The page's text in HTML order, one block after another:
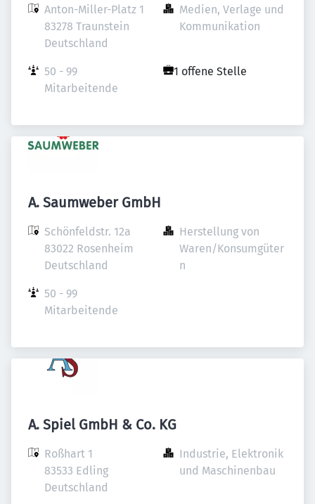
Anton-Miller-Platz 1
83278 Traunstein
Deutschland
Medien, Verlage und
Kommunikation
50 - 99
Mitarbeitende
1 offene Stelle
A. Saumweber GmbH
Schönfeldstr. 12a
83022 Rosenheim
Deutschland
Herstellung von
Waren/Konsumgüter
n
50 - 99
Mitarbeitende
A. Spiel GmbH & Co. KG
Roßhart 1
83533 Edling
Deutschland
Industrie, Elektronik
und Maschinenbau